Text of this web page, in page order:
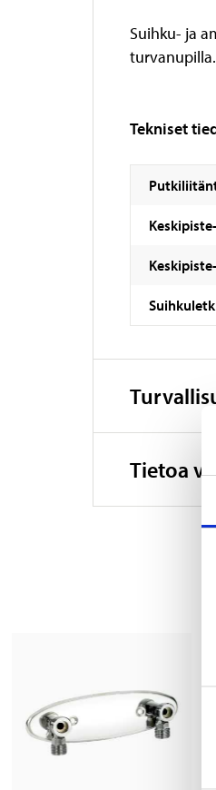
Suihku- ja
Tekniset
Tietoa